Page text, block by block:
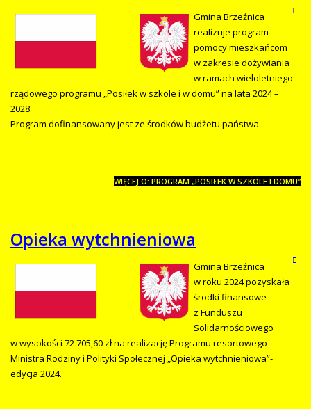
Gmina Brzeźnica
realizuje program
pomocy mieszkańcom
w zakresie dożywiania
w ramach wieloletniego
rządowego programu „Posiłek w szkole i w domu” na lata 2024 –
2028.
Program dofinansowany jest ze środków budżetu państwa.
WIĘCEJ O: PROGRAM „POSIŁEK W SZKOLE I DOMU”
Opieka wytchnieniowa
Gmina Brzeźnica
w roku 2024 pozyskała
środki finansowe
z Funduszu
Solidarnościowego
w wysokości 72 705,60 zł na realizację Programu resortowego
Ministra Rodziny i Polityki Społecznej „Opieka wytchnieniowa”-
edycja 2024.